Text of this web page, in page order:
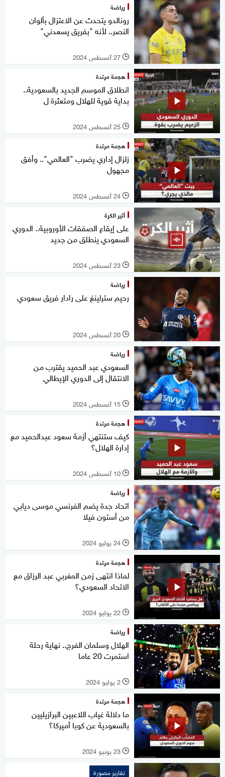
رياضة
رونالدو يتحدث عن الاعتزال بألوان
النصر.. لأنه "بفريق يسعدني"
l 27 أغسطس 2024
هجمة مرتدة
انطلاق الموسم الجديد بالسعودية..
بداية قوية للهلال ومتعثرة ل
l 25 أغسطس 2024
هجمة مرتدة
زلزال إداري يضرب "العالمي".. وأفق
مجهول
l 24 أغسطس 2024
أثير الكرة
على إيقاع الصفقات الأوروبية.. الدوري
السعودي ينطلق من جديد
l 23 أغسطس 2024
رياضة
رحيم سترلينغ على رادار فريق سعودي
l 20 أغسطس 2024
رياضة
السعودي عبد الحميد يقترب من
الانتقال إلى الدوري الإيطالي
l 15 أغسطس 2024
هجمة مرتدة
كيف ستنتهي أزمة سعود عبدالحميد مع
إدارة الهلال؟
l 10 أغسطس 2024
رياضة
اتحاد جدة يضم الفرنسي موسى ديابي
من أستون فيلا
l 24 يوليو 2024
هجمة مرتدة
لماذا انتهى زمن المغربي عبد الرزاق مع
الاتحاد السعودي؟
l 22 يوليو 2024
رياضة
الهلال وسلمان الفرج.. نهاية رحلة
استمرت 20 عاما
l 2 يوليو 2024
هجمة مرتدة
ما دلالة غياب اللاعبين البرازيليين
بالسعودية عن كوبا أميركا؟
l 23 يونيو 2024
تقارير مصورة